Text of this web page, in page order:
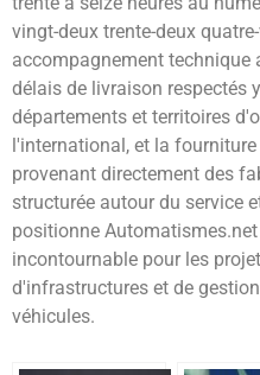
vingt-deux trente-deux
accompagnement technique
délais de livraison respectés
départements et territoires
l'international, et la
provenant directement des
structurée autour du service
positionne
incontournable pour les
d'infrastructures et de
véhicules.